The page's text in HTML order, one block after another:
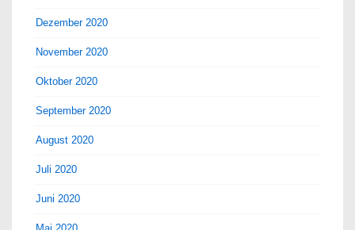
Dezember 2020
November 2020
Oktober 2020
September 2020
August 2020
Juli 2020
Juni 2020